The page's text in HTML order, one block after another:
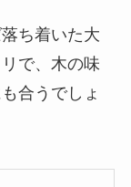
ち着いた大
で、木の味
合うでしょ